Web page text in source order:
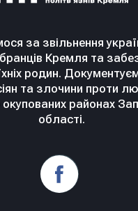
за звільнення
Кремля та
родин.
та злочини проти
районах
області.